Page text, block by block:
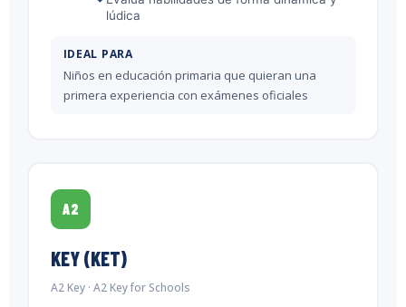
lúdica
IDEAL PARA
Niños en educación primaria que quieran una
primera experiencia con exámenes oficiales
A2
KEY (KET)
A2 Key · A2 Key for Schools